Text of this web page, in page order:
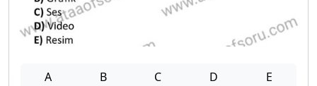
A B C D E